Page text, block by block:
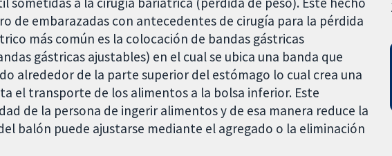
de embarazadas con antecedentes de cirugía para la pérdida
más común es la colocación de bandas gástricas
gástricas ajustables) en el cual se ubica una banda que
alrededor de la parte superior del estómago lo cual crea una
el transporte de los alimentos a la bolsa inferior. Este
de la persona de ingerir alimentos y de esa manera reduce la
balón puede ajustarse mediante el agregado o la eliminación